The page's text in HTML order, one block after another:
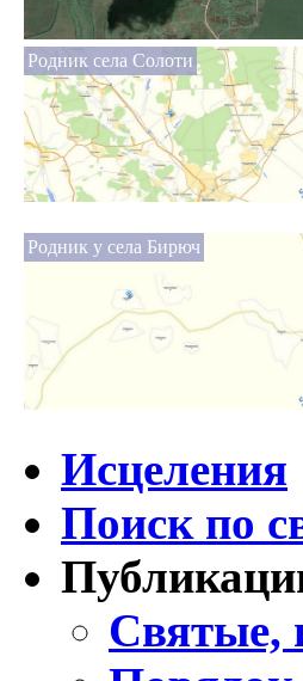
Родник села Солоти
Родник у села Бирюч
Исцеления
Поиск по
Святые,